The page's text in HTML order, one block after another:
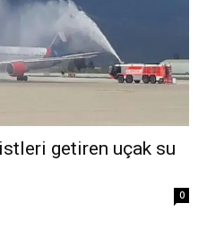
getiren uçak su
0